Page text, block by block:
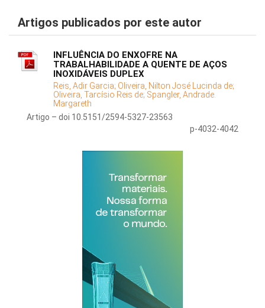
Artigos publicados por este autor
INFLUÊNCIA DO ENXOFRE NA
TRABALHABILIDADE A QUENTE DE AÇOS
INOXIDÁVEIS DUPLEX
Reis, Adir Garcia; Oliveira, Nilton José Lucinda de;
Oliveira, Tarcísio Reis de; Spangler, Andrade.
Margareth
Artigo – doi 10.5151/2594-5327-23563
p-4032-4042